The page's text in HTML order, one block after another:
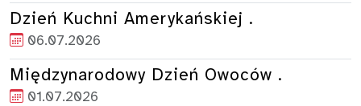
Dzień Kuchni Amerykańskiej .
06.07.2026
Międzynarodowy Dzień Owoców .
01.07.2026